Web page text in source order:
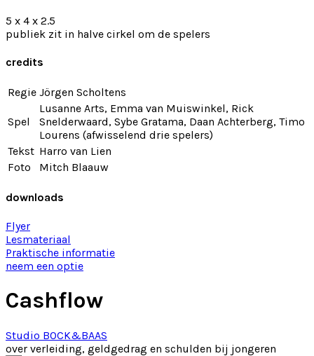
5 x 4 x 2.5
publiek zit in halve cirkel om de spelers
credits
Regie Jörgen Scholtens
Spel
Lusanne Arts, Emma van Muiswinkel, Rick
Snelderwaard, Sybe Gratama, Daan Achterberg, Timo
Lourens (afwisselend drie spelers)
Tekst Harro van Lien
Foto
Mitch Blaauw
downloads
Flyer
Lesmateriaal
Praktische informatie
neem een optie
Cashflow
Studio BOCK&BAAS
over verleiding, geldgedrag en schulden bij jongeren